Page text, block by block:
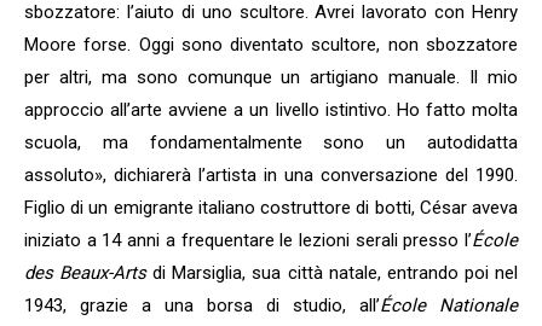
sbozzatore: l’aiuto di uno scultore. Avrei lavorato con Henry
Moore forse. Oggi sono diventato scultore, non sbozzatore
per altri, ma sono comunque un artigiano manuale. Il mio
approccio all’arte avviene a un livello istintivo. Ho fatto molta
scuola, ma fondamentalmente sono un autodidatta
assoluto», dichiarerà l’artista in una conversazione del 1990.
Figlio di un emigrante italiano costruttore di botti, César aveva
iniziato a 14 anni a frequentare le lezioni serali presso l’École
des Beaux-Artsdi Marsiglia, sua città natale, entrando poi nel
1943, grazie a una borsa di studio, all’École Nationale